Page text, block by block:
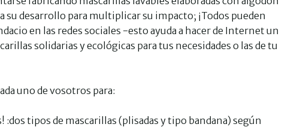
desarrollo para multiplicar su impacto; ¡Todos pueden
en las redes sociales -esto ayuda a hacer de Internet un
solidarias y ecológicas para tus necesidades o las de tu
uno de vosotros para:
tipos de mascarillas (plisadas y tipo bandana) según